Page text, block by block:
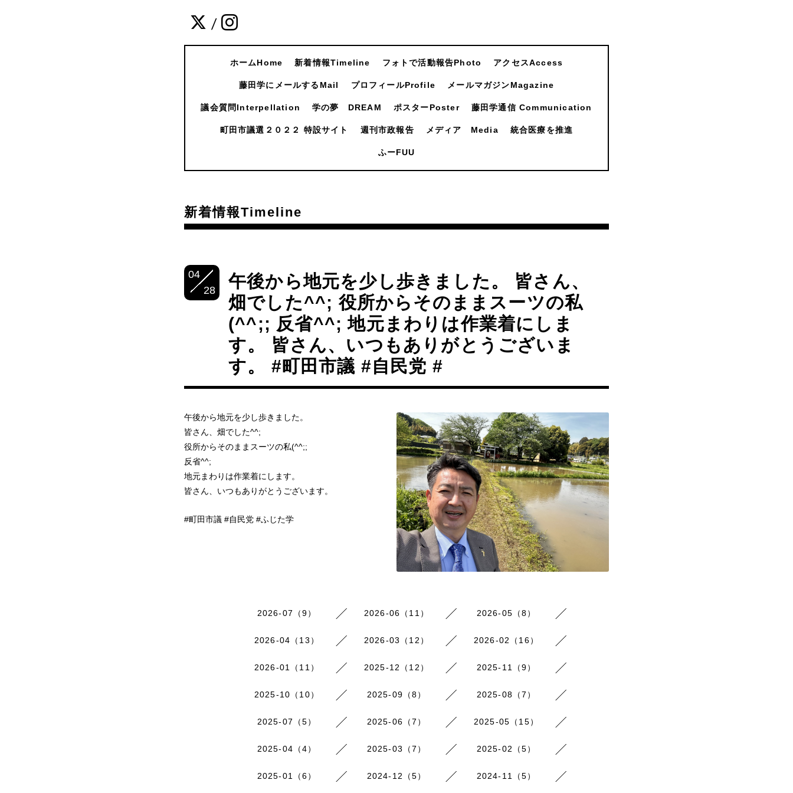
/
ホームHome 新着情報Timeline フォトで活動報告Photo アクセスAccess
藤田学にメールするMail プロフィールProfile メールマガジンMagazine
議会質問Interpellation 学の夢 DREAM ポスターPoster 藤田学通信 Communication
町田市議選２０２２ 特設サイト 週刊市政報告 メディア Media 統合医療を推進
ふーFUU
新着情報Timeline
04
28
午後から地元を少し歩きました。 皆さん、
畑でした^^; 役所からそのままスーツの私
(^^;; 反省^^; 地元まわりは作業着にしま
す。 皆さん、いつもありがとうございま
す。 #町田市議 #自民党 #
午後から地元を少し歩きました。
皆さん、畑でした^^;
役所からそのままスーツの私(^^;;
反省^^;
地元まわりは作業着にします。
皆さん、いつもありがとうございます。
#町田市議 #自民党 #ふじた学
2026-07（9） 2026-06（11） 2026-05（8）
2026-04（13） 2026-03（12） 2026-02（16）
2026-01（11） 2025-12（12） 2025-11（9）
2025-10（10） 2025-09（8） 2025-08（7）
2025-07（5） 2025-06（7） 2025-05（15）
2025-04（4） 2025-03（7） 2025-02（5）
2025-01（6） 2024-12（5） 2024-11（5）